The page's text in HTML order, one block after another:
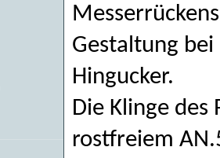
Gestaltung
Hingucker.
Die Klinge des
rostfreiem